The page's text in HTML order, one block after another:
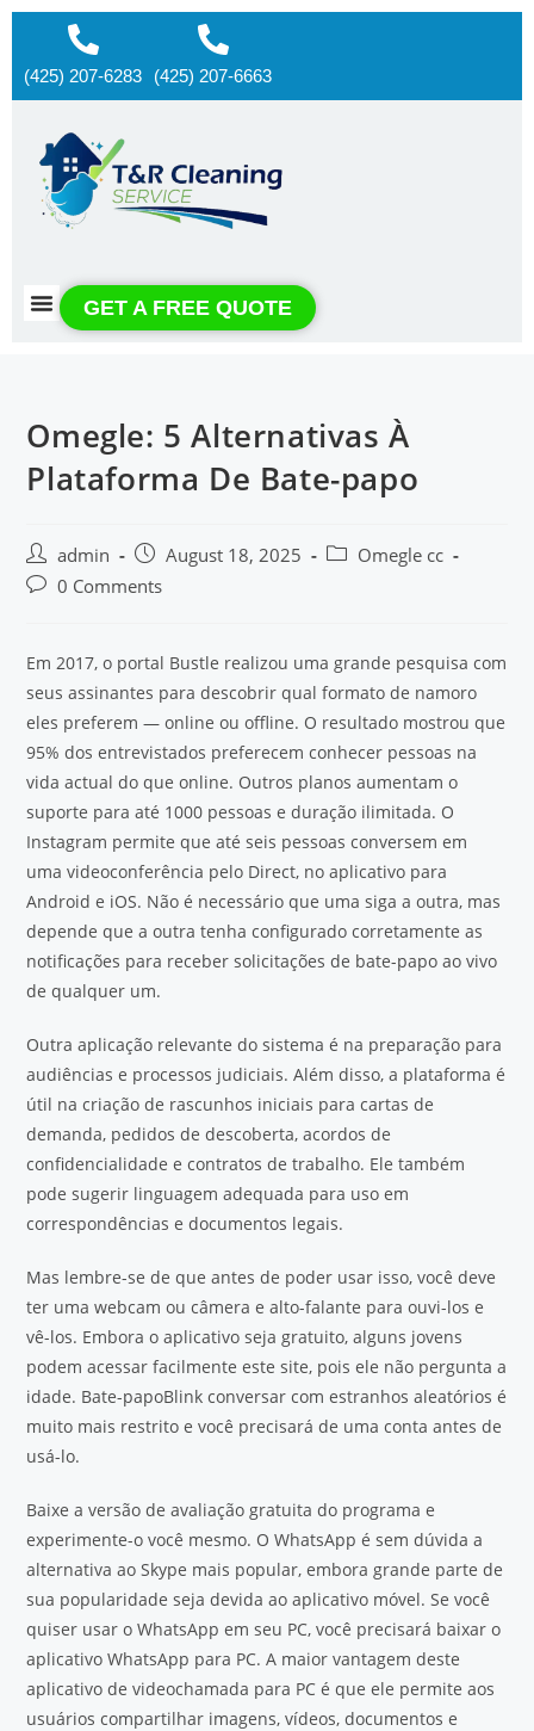
(425) 207-6283 (425) 207-6663
GET A FREE QUOTE
Omegle: 5 Alternativas À
Plataforma De Bate-papo
admin August 18, 2025
Omegle cc
0 Comments
Em 2017, o portal Bustle realizou uma grande pesquisa com
seus assinantes para descobrir qual formato de namoro
eles preferem — online ou offline. O resultado mostrou que
95% dos entrevistados preferecem conhecer pessoas na
vida actual do que online. Outros planos aumentam o
suporte para até 1000 pessoas e duração ilimitada. O
Instagram permite que até seis pessoas conversem em
uma videoconferência pelo Direct, no aplicativo para
Android e iOS. Não é necessário que uma siga a outra, mas
depende que a outra tenha configurado corretamente as
notificações para receber solicitações de bate-papo ao vivo
de qualquer um.
Outra aplicação relevante do sistema é na preparação para
audiências e processos judiciais. Além disso, a plataforma é
útil na criação de rascunhos iniciais para cartas de
demanda, pedidos de descoberta, acordos de
confidencialidade e contratos de trabalho. Ele também
pode sugerir linguagem adequada para uso em
correspondências e documentos legais.
Mas lembre-se de que antes de poder usar isso, você deve
ter uma webcam ou câmera e alto-falante para ouvi-los e
vê-los. Embora o aplicativo seja gratuito, alguns jovens
podem acessar facilmente este site, pois ele não pergunta a
idade. Bate-papoBlink conversar com estranhos aleatórios é
muito mais restrito e você precisará de uma conta antes de
usá-lo.
Baixe a versão de avaliação gratuita do programa e
experimente-o você mesmo. O WhatsApp é sem dúvida a
alternativa ao Skype mais popular, embora grande parte de
sua popularidade seja devida ao aplicativo móvel. Se você
quiser usar o WhatsApp em seu PC, você precisará baixar o
aplicativo WhatsApp para PC. A maior vantagem deste
aplicativo de videochamada para PC é que ele permite aos
usuários compartilhar imagens, vídeos, documentos e